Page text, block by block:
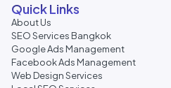
Quick Links
About Us
SEO Services Bangkok
Google Ads Management
Facebook Ads Management
Web Design Services